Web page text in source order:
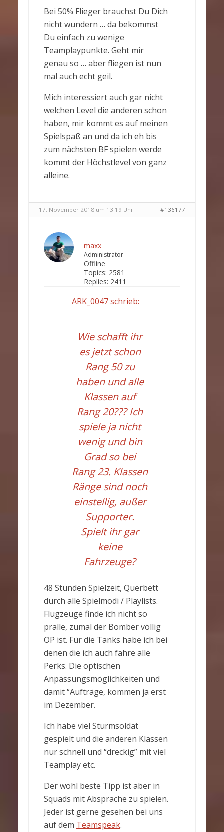
Bei 50% Flieger brauchst Du Dich
nicht wundern … da bekommst
Du einfach zu wenige
Teamplaypunkte. Geht mir
genau so … aber fliegen ist nun
mal auch echt geil.
Mich interessiert auch gar nicht
welchen Level die anderen schon
haben, mir kommt es auf meinen
Spielspaß an und da ich eh bis
zum nächsten BF spielen werde
kommt der Höchstlevel von ganz
alleine.
17. November 2018 um 13:19 Uhr #136177
maxx
Administrator
Offline
Topics: 2581
Replies: 2411
ARK_0047 schrieb:
Wie schafft ihr
es jetzt schon
Rang 50 zu
haben und alle
Klassen auf
Rang 20??? Ich
spiele ja nicht
wenig und bin
Grad so bei
Rang 23. Klassen
Ränge sind noch
einstellig, außer
Supporter.
Spielt ihr gar
keine
Fahrzeuge?
48 Stunden Spielzeit, Querbett
durch alle Spielmodi / Playlists.
Flugzeuge finde ich nicht so
pralle, zumal der Bomber völlig
OP ist. Für die Tanks habe ich bei
denen die ich auch fahre alle
Perks. Die optischen
Anpassungsmöglichkeiten und
damit “Aufträge, kommen ja erst
im Dezember.
Ich habe viel Sturmsoldat
gespielt und die anderen Klassen
nur schnell und “dreckig” mit viel
Teamplay etc.
Der wohl beste Tipp ist aber in
Squads mit Absprache zu spielen.
Jeder ist gerne gesehen bei uns
auf dem Teamspeak.